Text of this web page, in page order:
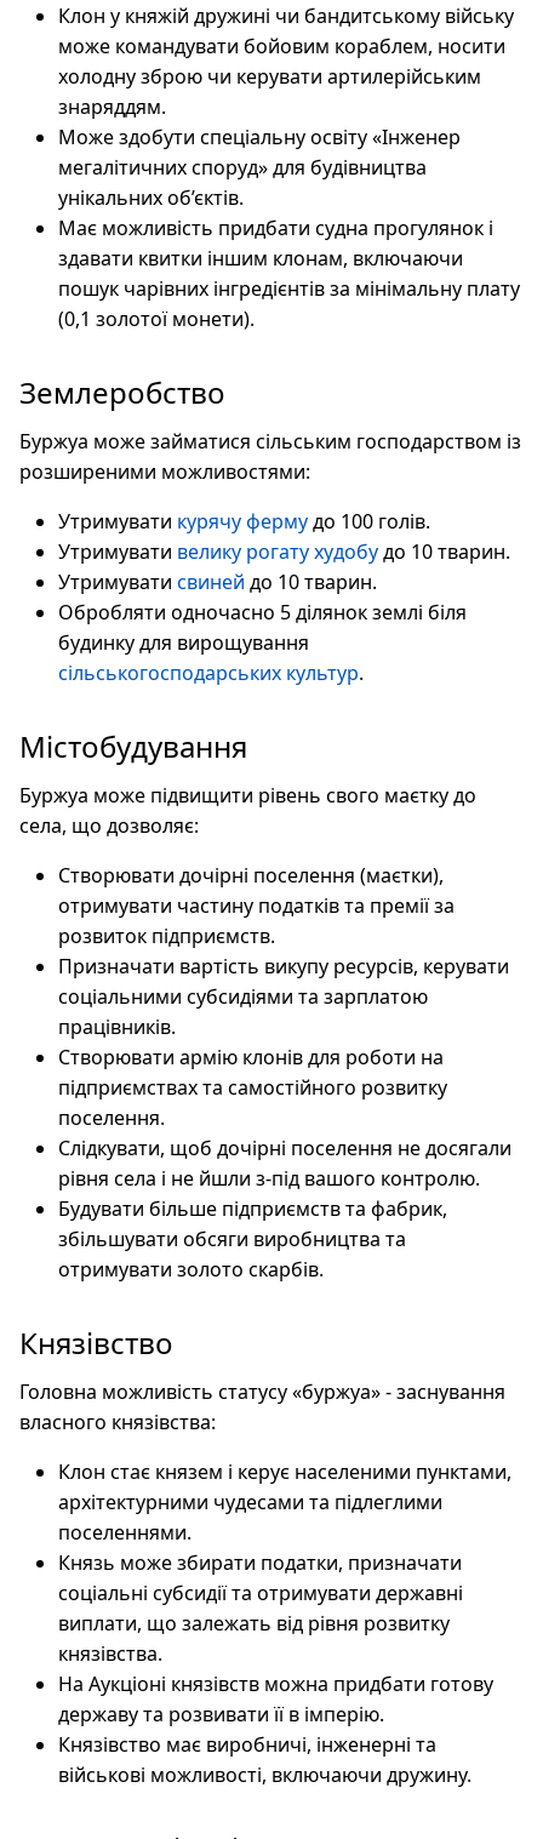
Клон у княжій дружині чи бандитському війську
може командувати бойовим кораблем, носити
холодну зброю чи керувати артилерійським
знаряддям.
Може здобути спеціальну освіту «Інженер
мегалітичних споруд» для будівництва
унікальних об’єктів.
Має можливість придбати судна прогулянок і
здавати квитки іншим клонам, включаючи
пошук чарівних інгредієнтів за мінімальну плату
(0,1 золотої монети).
Землеробство
Буржуа може займатися сільським господарством із
розширеними можливостями:
Утримувати курячу фермудо 100 голів.
Утримувати велику рогату худобудо 10 тварин.
Утримувати свиней до 10 тварин.
Обробляти одночасно 5 ділянок землі біля
будинку для вирощування
сільськогосподарських культур.
Містобудування
Буржуа може підвищити рівень свого маєтку до
села, що дозволяє:
Створювати дочірні поселення (маєтки),
отримувати частину податків та премії за
розвиток підприємств.
Призначати вартість викупу ресурсів, керувати
соціальними субсидіями та зарплатою
працівників.
Створювати армію клонів для роботи на
підприємствах та самостійного розвитку
поселення.
Слідкувати, щоб дочірні поселення не досягали
рівня села і не йшли з-під вашого контролю.
Будувати більше підприємств та фабрик,
збільшувати обсяги виробництва та
отримувати золото скарбів.
Князівство
Головна можливість статусу «буржуа» - заснування
власного князівства:
Клон стає князем і керує населеними пунктами,
архітектурними чудесами та підлеглими
поселеннями.
Князь може збирати податки, призначати
соціальні субсидії та отримувати державні
виплати, що залежать від рівня розвитку
князівства.
На Аукціоні князівств можна придбати готову
державу та розвивати її в імперію.
Князівство має виробничі, інженерні та
військові можливості, включаючи дружину.